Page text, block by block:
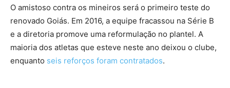
O amistoso contra os mineiros será o primeiro teste do
renovado Goiás. Em 2016, a equipe fracassou na Série B
e a diretoria promove uma reformulação no plantel. A
maioria dos atletas que esteve neste ano deixou o clube,
enquanto seis reforços foram contratados.